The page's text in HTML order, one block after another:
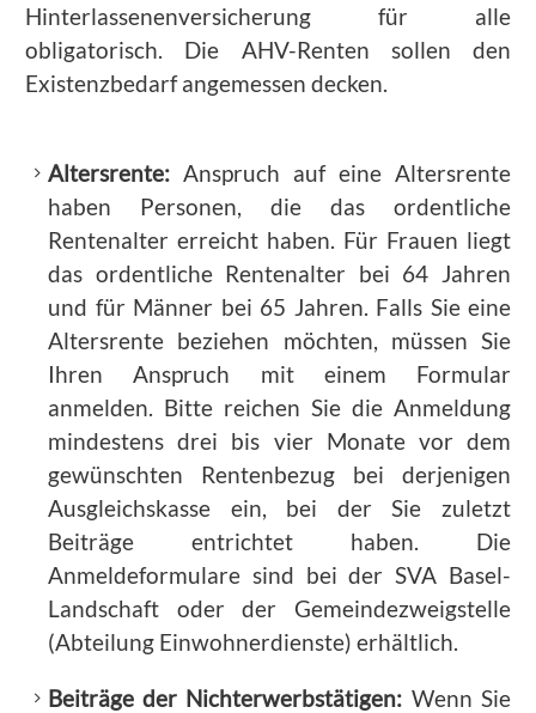
Hinterlassenenversicherung für alle
obligatorisch. Die AHV-Renten sollen den
Existenzbedarf angemessen decken.
Altersrente: Anspruch auf eine Altersrente
haben Personen, die das ordentliche
Rentenalter erreicht haben. Für Frauen liegt
das ordentliche Rentenalter bei 64 Jahren
und für Männer bei 65 Jahren. Falls Sie eine
Altersrente beziehen möchten, müssen Sie
Ihren Anspruch mit einem Formular
anmelden. Bitte reichen Sie die Anmeldung
mindestens drei bis vier Monate vor dem
gewünschten Rentenbezug bei derjenigen
Ausgleichskasse ein, bei der Sie zuletzt
Beiträge entrichtet haben. Die
Anmeldeformulare sind bei der SVA Basel-
Landschaft oder der Gemeindezweigstelle
(Abteilung Einwohnerdienste) erhältlich.
Beiträge der Nichterwerbstätigen: Wenn Sie